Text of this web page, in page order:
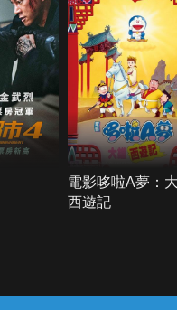
電影哆啦A夢：
西遊記